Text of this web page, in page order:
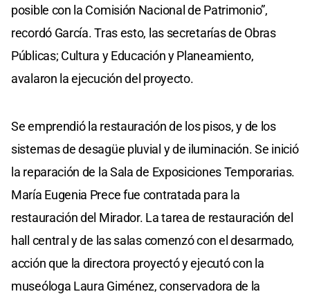
posible con la Comisión Nacional de Patrimonio”,
recordó García. Tras esto, las secretarías de Obras
Públicas; Cultura y Educación y Planeamiento,
avalaron la ejecución del proyecto.
Se emprendió la restauración de los pisos, y de los
sistemas de desagüe pluvial y de iluminación. Se inició
la reparación de la Sala de Exposiciones Temporarias.
María Eugenia Prece fue contratada para la
restauración del Mirador. La tarea de restauración del
hall central y de las salas comenzó con el desarmado,
acción que la directora proyectó y ejecutó con la
museóloga Laura Giménez, conservadora de la